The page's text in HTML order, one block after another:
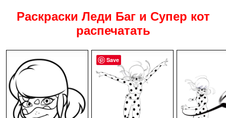
Раскраски Леди Баг и Супер кот
распечатать
Save